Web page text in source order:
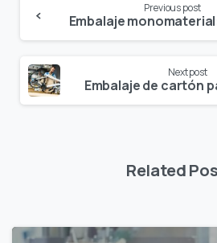
Reading
Previous post
Next post
Related